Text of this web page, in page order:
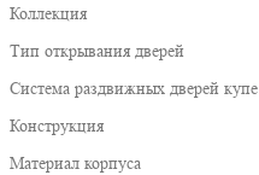
Коллекция
Тип открывания дверей
Система раздвижных дверей купе
Конструкция
Материал корпуса